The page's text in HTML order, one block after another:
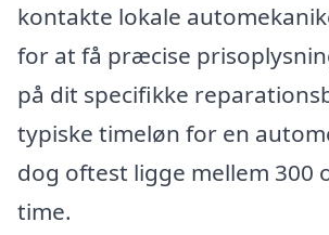
kontakte lokale
for at få præcise
på dit specifikke
typiske timeløn for en
dog oftest ligge mellem 300
time.